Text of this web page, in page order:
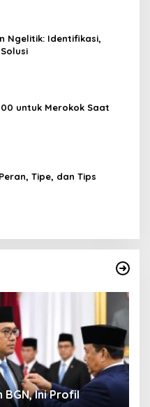
Ngelitik: Identifikasi,
untuk Merokok Saat
Tipe, dan Tips
Prabowo, Ini